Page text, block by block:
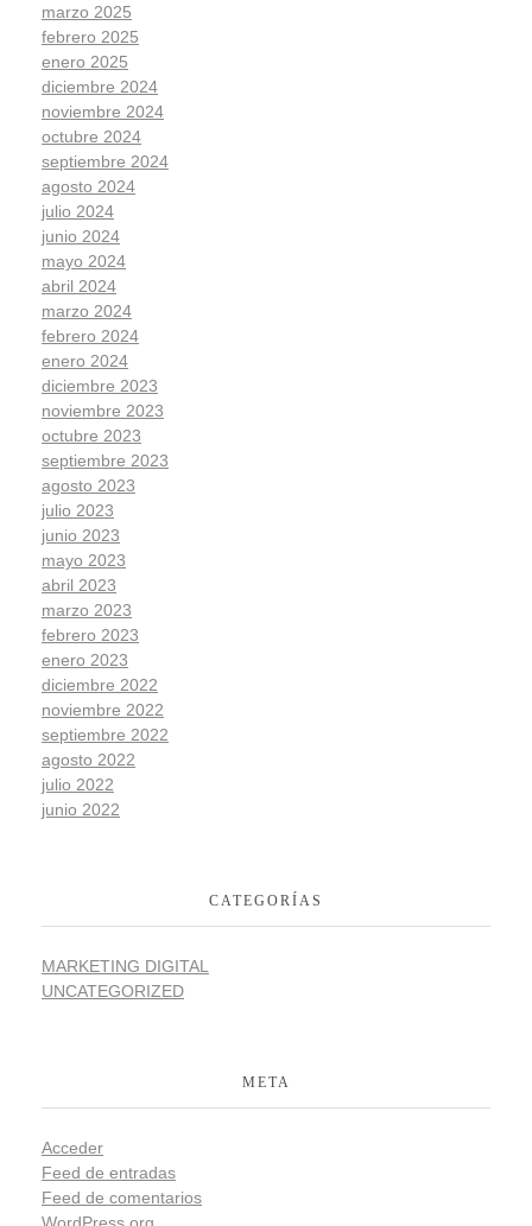
marzo 2025
febrero 2025
enero 2025
diciembre 2024
noviembre 2024
octubre 2024
septiembre 2024
agosto 2024
julio 2024
junio 2024
mayo 2024
abril 2024
marzo 2024
febrero 2024
enero 2024
diciembre 2023
noviembre 2023
octubre 2023
septiembre 2023
agosto 2023
julio 2023
junio 2023
mayo 2023
abril 2023
marzo 2023
febrero 2023
enero 2023
diciembre 2022
noviembre 2022
septiembre 2022
agosto 2022
julio 2022
junio 2022
CATEGORÍAS
MARKETING DIGITAL
UNCATEGORIZED
META
Acceder
Feed de entradas
Feed de comentarios